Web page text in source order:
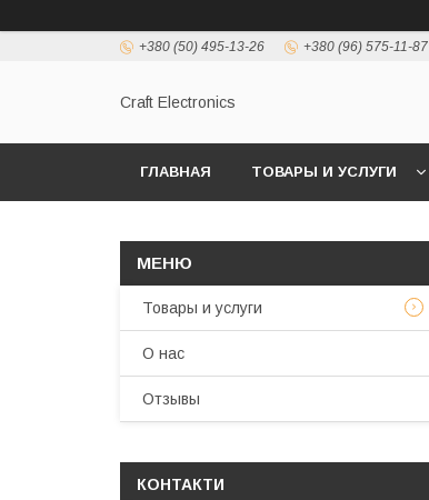
+380 (50) 495-13-26 +380 (96) 575-11-87
Craft Electronics
ГЛАВНАЯ ТОВАРЫ И УСЛУГИ
Товары и услуги
О нас
Отзывы
КОНТАКТИ